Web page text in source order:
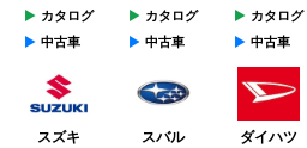
カタログ
中古車
カタログ
中古車
カタログ
中古車
スズキ スバル ダイハツ